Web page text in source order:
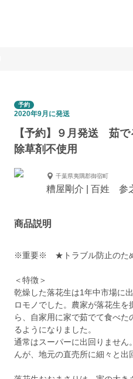
予約
2020年9月に発送
【予約】９月発送 茹で
除草剤不使用
千葉県夷隅郡御宿町
糟屋剛介 | 百姓 参
商品説明
※重要※ ★トラブル防止のた
＜特徴＞
乾燥した落花生は1年中市場に
ロモノでした。農家が落花生
ら、自家用に家で茹でて食べ
るようになりました。
通常はスーパーに出回りませ
んが、地元の直売所に細々と出